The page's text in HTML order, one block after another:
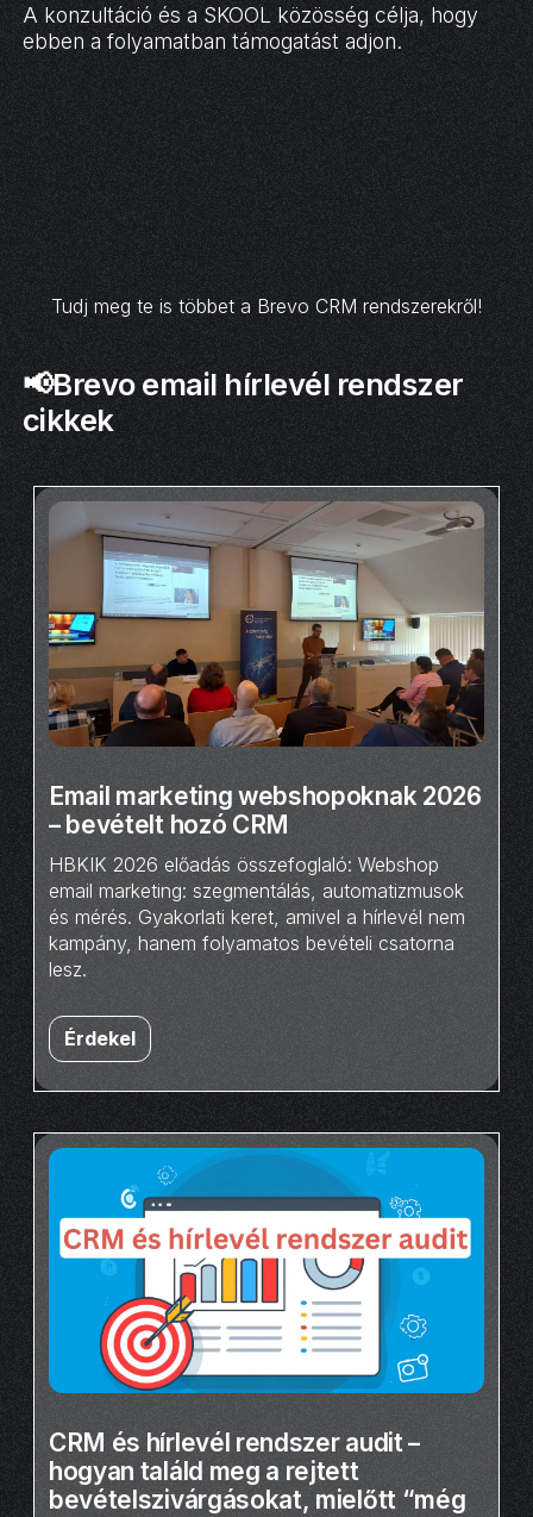
A konzultáció és a SKOOL közösség célja, hogy
ebben a folyamatban támogatást adjon.
Tudj meg te is többet a Brevo CRM rendszerekről!
📢Brevo email hírlevél rendszer
cikkek
Email marketing webshopoknak 2026
– bevételt hozó CRM
HBKIK 2026 előadás összefoglaló: Webshop
email marketing: szegmentálás, automatizmusok
és mérés. Gyakorlati keret, amivel a hírlevél nem
kampány, hanem folyamatos bevételi csatorna
lesz.
Érdekel
CRM és hírlevél rendszer audit –
hogyan találd meg a rejtett
bevételszivárgásokat, mielőtt “még